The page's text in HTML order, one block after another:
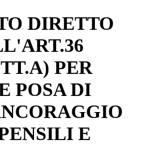
DIRETTO
PER
POSA DI
E